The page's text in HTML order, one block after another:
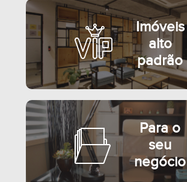
Imóveis
alto
padrão
Para o
seu
negócio